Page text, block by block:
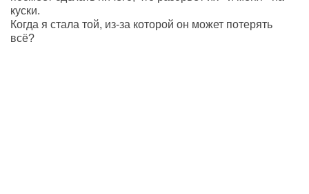
куски.
Когда я стала той, из-за которой он может потерять
всё?